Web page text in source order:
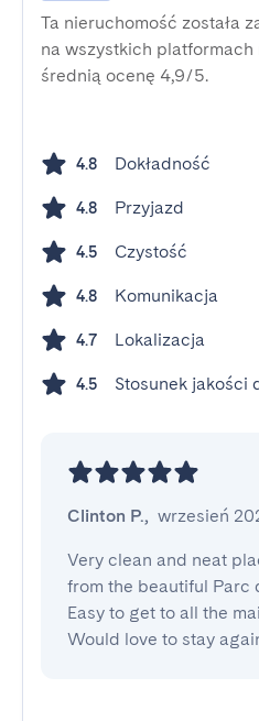
Ta nieruchomość została
na wszystkich
średnią ocenę 4,9/5.
4.8 Dokładność
4.8 Przyjazd
4.5 Czystość
4.8 Komunikacja
4.7 Lokalizacja
4.5 Stosunek jakości
Clinton P., wrzesień
Very clean and neat
from the beautiful Parc
Easy to get to all the
Would love to stay